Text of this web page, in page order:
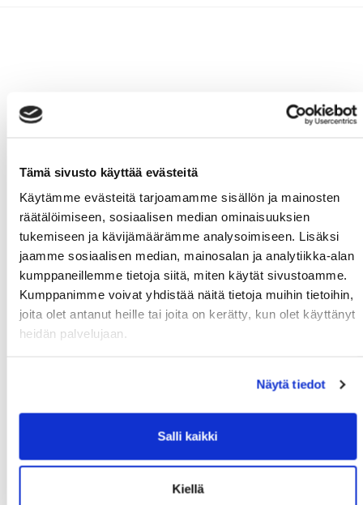
Tämä sivusto käyttää evästeitä
Käytämme evästeitä tarjoamamme sisällön ja mainosten
räätälöimiseen, sosiaalisen median ominaisuuksien
tukemiseen ja kävijämäärämme analysoimiseen. Lisäksi
jaamme sosiaalisen median, mainosalan ja analytiikka-alan
kumppaneillemme tietoja siitä, miten käytät sivustoamme.
Kumppanimme voivat yhdistää näitä tietoja muihin tietoihin,
joita olet antanut heille tai joita on kerätty, kun olet käyttänyt
heidän palvelujaan.
Näytä tiedot
Salli kaikki
Kiellä